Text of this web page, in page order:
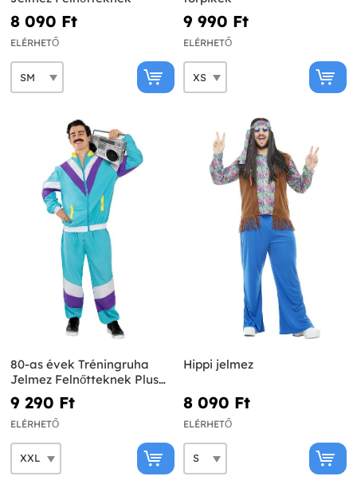
8 090 Ft‎
ELÉRHETŐ
9 990 Ft‎
ELÉRHETŐ
80-as évek Tréningruha
Jelmez Felnőtteknek Plus
Size
9 290 Ft‎
ELÉRHETŐ
Hippi jelmez
8 090 Ft‎
ELÉRHETŐ